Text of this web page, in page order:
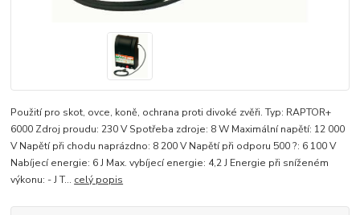
Použití pro skot, ovce, koně, ochrana proti divoké zvěři. Typ: RAPTOR+
6000 Zdroj proudu: 230 V Spotřeba zdroje: 8 W Maximální napětí: 12 000
V Napětí při chodu naprázdno: 8 200 V Napětí při odporu 500 ?: 6 100 V
Nabíjecí energie: 6 J Max. vybíjecí energie: 4,2 J Energie při sníženém
výkonu: - J T... celý popis